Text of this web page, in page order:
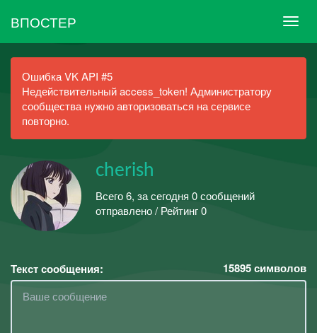
ВПОСТЕР
Ошибка VK API #5
Недействительный access_token! Администратору
сообщества нужно авторизоваться на сервисе
повторно.
cherish
Всего 6, за сегодня 0 сообщений
отправлено / Рейтинг 0
Текст сообщения: 15895символов